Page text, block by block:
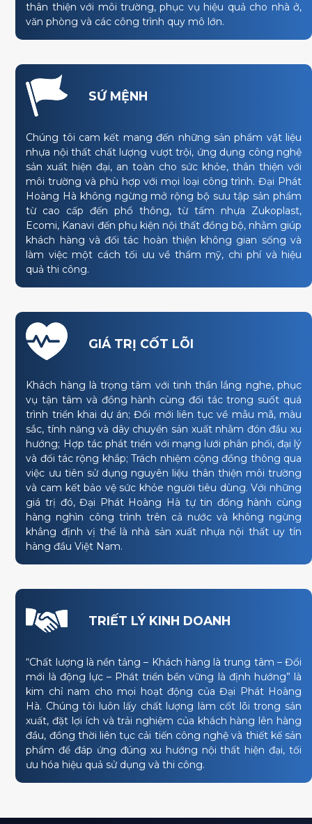
thân thiện với môi trường, phục vụ hiệu quả cho nhà ở,
văn phòng và các công trình quy mô lớn.
SỨ MỆNH
Chúng tôi cam kết mang đến những sản phẩm vật liệu
nhựa nội thất chất lượng vượt trội, ứng dụng công nghệ
sản xuất hiện đại, an toàn cho sức khỏe, thân thiện với
môi trường và phù hợp với mọi loại công trình. Đại Phát
Hoàng Hà không ngừng mở rộng bộ sưu tập sản phẩm
từ cao cấp đến phổ thông, từ tấm nhựa Zukoplast,
Ecomi, Kanavi đến phụ kiện nội thất đồng bộ, nhằm giúp
khách hàng và đối tác hoàn thiện không gian sống và
làm việc một cách tối ưu về thẩm mỹ, chi phí và hiệu
quả thi công.
GIÁ TRỊ CỐT LÕI
Khách hàng là trọng tâm với tinh thần lắng nghe, phục
vụ tận tâm và đồng hành cùng đối tác trong suốt quá
trình triển khai dự án; Đổi mới liên tục về mẫu mã, màu
sắc, tính năng và dây chuyền sản xuất nhằm đón đầu xu
hướng; Hợp tác phát triển với mạng lưới phân phối, đại lý
và đối tác rộng khắp; Trách nhiệm cộng đồng thông qua
việc ưu tiên sử dụng nguyên liệu thân thiện môi trường
và cam kết bảo vệ sức khỏe người tiêu dùng. Với những
giá trị đó, Đại Phát Hoàng Hà tự tin đồng hành cùng
hàng nghìn công trình trên cả nước và không ngừng
khẳng định vị thế là nhà sản xuất nhựa nội thất uy tín
hàng đầu Việt Nam.
TRIẾT LÝ KINH DOANH
“Chất lượng là nền tảng – Khách hàng là trung tâm – Đổi
mới là động lực – Phát triển bền vững là định hướng” là
kim chỉ nam cho mọi hoạt động của Đại Phát Hoàng
Hà. Chúng tôi luôn lấy chất lượng làm cốt lõi trong sản
xuất, đặt lợi ích và trải nghiệm của khách hàng lên hàng
đầu, đồng thời liên tục cải tiến công nghệ và thiết kế sản
phẩm để đáp ứng đúng xu hướng nội thất hiện đại, tối
ưu hóa hiệu quả sử dụng và thi công.